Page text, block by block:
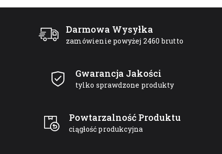
Darmowa Wysyłka
zamówienie powyżej 2460 brutto
Gwarancja Jakości
tylko sprawdzone produkty
Powtarzalność Produktu
ciągłość produkcyjna